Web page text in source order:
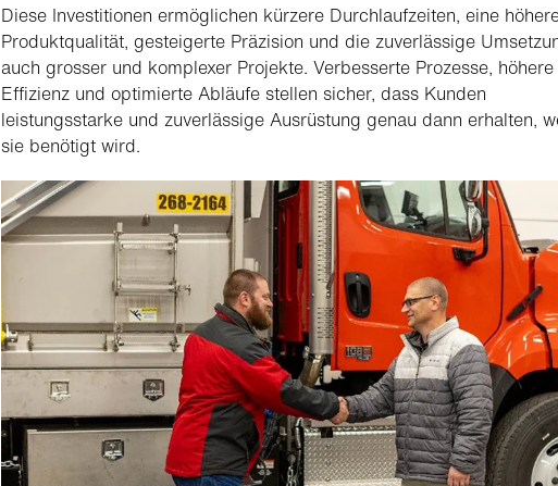
Diese Investitionen ermöglichen kürzere Durchlaufzeiten, eine
Produktqualität, gesteigerte Präzision und die zuverlässige
auch grosser und komplexer Projekte. Verbesserte Prozesse, höhere
Effizienz und optimierte Abläufe stellen sicher, dass Kunden
leistungsstarke und zuverlässige Ausrüstung genau dann erhalten,
sie benötigt wird.